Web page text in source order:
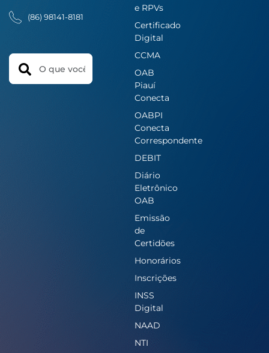
(86) 98141-8181
Search
e RPVs
Certificado
Digital
CCMA
OAB
Piauí
Conecta
OABPI
Conecta
Correspondente
DEBIT
Diário
Eletrônico
OAB
Emissão
de
Certidões
Honorários
Inscrições
INSS
Digital
NAAD
NTI